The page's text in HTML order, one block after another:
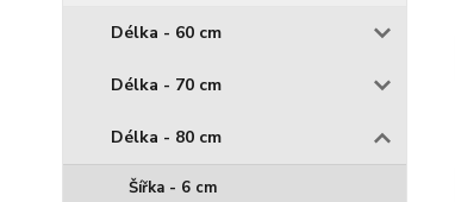
Délka - 60 cm
Délka - 70 cm
Délka - 80 cm
Šířka - 6 cm